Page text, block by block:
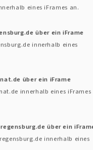
eines iFrames an.
über ein iFrame
innerhalb eines
über ein iFrame
innerhalb eines iFrames
über ein
innerhalb eines